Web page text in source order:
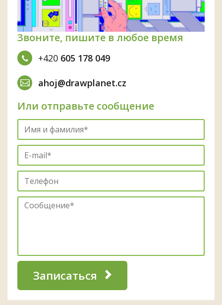
Звоните, пишите в любое время
+420 605 178 049
ahoj@drawplanet.cz
Или отправьте сообщение
Записаться